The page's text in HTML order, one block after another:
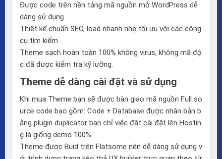
Được code trên nền tảng mã nguồn mở WordPress dễ
dàng sử dụng
Thiết kế chuẩn SEO, load nhanh nhẹ tối ưu với các công
cụ tìm kiếm
Theme sạch hoàn toàn 100% không virus, không mã độ
c đã được kiểm tra kỹ lưỡng.
Theme dễ dàng cài đặt và sử dụng
Khi mua Theme bạn sẽ được bàn giao mã nguồn Full so
urce code bao gồm: Code + Database được nhân bản b
ằng plugin duplicator bạn chỉ việc đăt cài đặt lên Hostin
g là giống demo 100%.
Theme được Buid trên Flatsome nên dễ dàng sử dụng v